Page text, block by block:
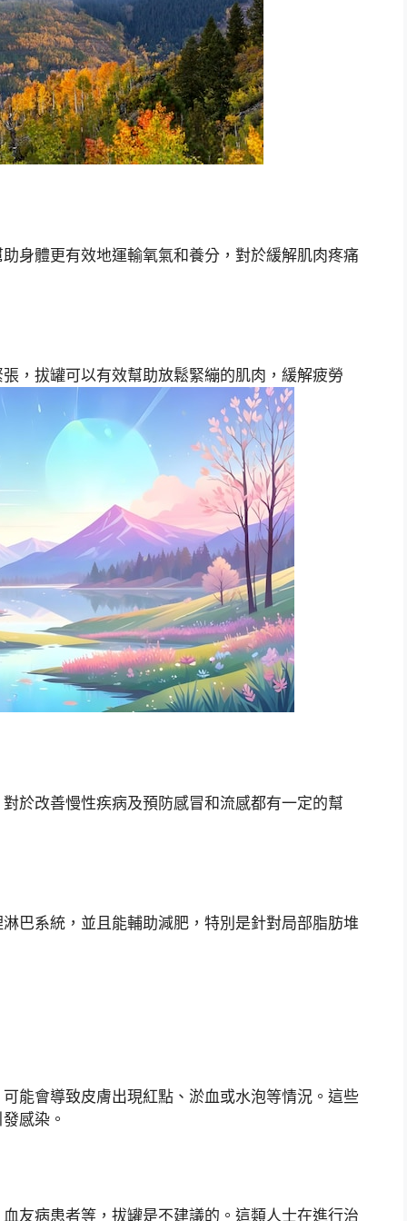
身體更有效地運輸氧氣和養分，對於緩解肌肉疼痛
，拔罐可以有效幫助放鬆緊繃的肌肉，緩解疲勞
於改善慢性疾病及預防感冒和流感都有一定的幫
巴系統，並且能輔助減肥，特別是針對局部脂肪堆
能會導致皮膚出現紅點、淤血或水泡等情況。這些
感染。
友病患者等，拔罐是不建議的。這類人士在進行治